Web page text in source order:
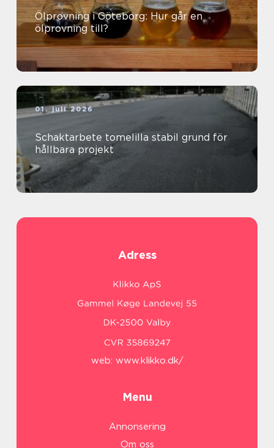
Ölprovning i Göteborg: Hur går en
ölprovning till?
01. juli 2026
Schaktarbete tomelilla stabil grund för
hållbara projekt
Adress
web: www.klikko.dk/
Menu
Annonsering
Om oss